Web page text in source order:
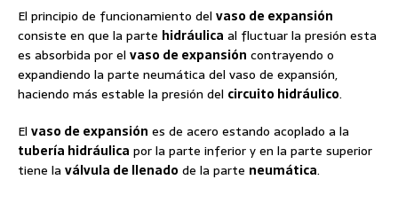
El principio de funcionamiento del vaso de expansión
consiste en que la parte hidráulica al fluctuar la presión esta
es absorbida por el vaso de expansión contrayendo o
expandiendo la parte neumática del vaso de expansión,
haciendo más estable la presión del circuito hidráulico.
El vaso de expansión es de acero estando acoplado a la
tubería hidráulica por la parte inferior y en la parte superior
tiene la válvula de llenado de la parte neumática.